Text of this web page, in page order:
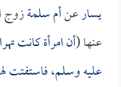
يسارعنأم سلمةزوج
عنها (أن امرأة كانت
عليه وسلم، فاستفتت